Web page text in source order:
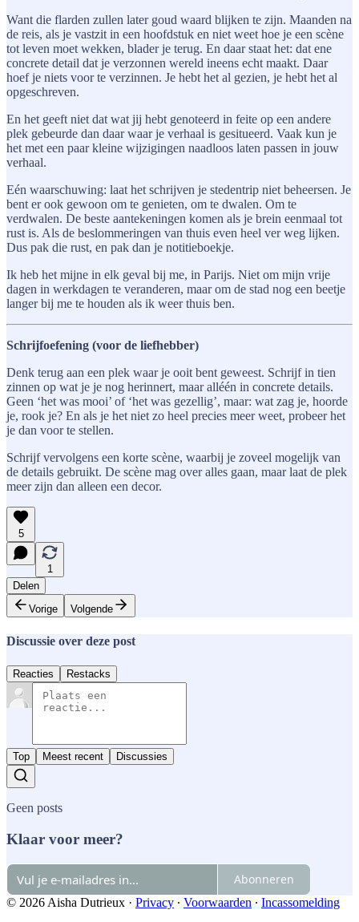
Want die flarden zullen later goud waard blijken te zijn. Maanden na
de reis, als je vastzit in een hoofdstuk en niet weet hoe je een scène
tot leven moet wekken, blader je terug. En daar staat het: dat ene
concrete detail dat je verzonnen wereld ineens echt maakt. Daar
hoef je niets voor te verzinnen. Je hebt het al gezien, je hebt het al
opgeschreven.
En het geeft niet dat wat jij hebt genoteerd in feite op een andere
plek gebeurde dan daar waar je verhaal is gesitueerd. Vaak kun je
het met een paar kleine wijzigingen naadloos laten passen in jouw
verhaal.
Eén waarschuwing: laat het schrijven je stedentrip niet beheersen. Je
bent er ook gewoon om te genieten, om te dwalen. Om te
verdwalen. De beste aantekeningen komen als je brein eenmaal tot
rust is. Als de beslommeringen van thuis even heel ver weg lijken.
Dus pak die rust, en pak dan je notitieboekje.
Ik heb het mijne in elk geval bij me, in Parijs. Niet om mijn vrije
dagen in werkdagen te veranderen, maar om de stad nog een beetje
langer bij me te houden als ik weer thuis ben.
Schrijfoefening (voor de liefhebber)
Denk terug aan een plek waar je ooit bent geweest. Schrijf in tien
zinnen op wat je je nog herinnert, maar alléén in concrete details.
Geen ‘het was mooi’ of ‘het was gezellig’, maar: wat zag je, hoorde
je, rook je? En als je het niet zo heel precies meer weet, probeer het
je dan voor te stellen.
Schrijf vervolgens een korte scène, waarbij je zoveel mogelijk van
de details gebruikt. De scène mag over alles gaan, maar laat de plek
meer zijn dan alleen een decor.
5
1
Delen
Vorige
Volgende
Discussie over deze post
Reacties Restacks
Top Meest recent Discussies
Geen posts
Klaar voor meer?
Abonneren
© 2026 Aisha Dutrieux · Privacy ∙ Voorwaarden ∙ Incassomelding